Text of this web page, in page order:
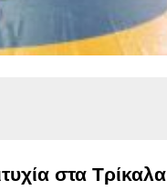
στα Τρίκαλα